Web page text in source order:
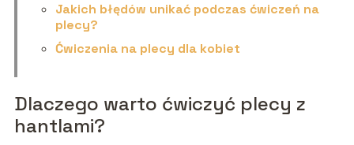
Jakich błędów unikać podczas ćwiczeń na
plecy?
Ćwiczenia na plecy dla kobiet
Dlaczego warto ćwiczyć plecy z
hantlami?